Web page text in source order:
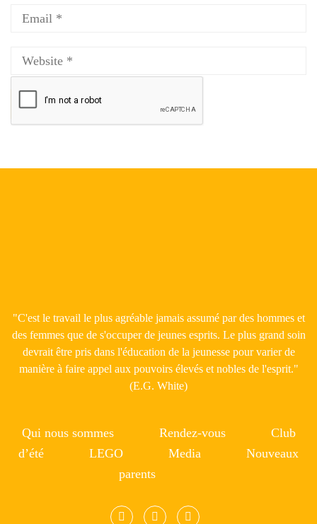
"C'est le travail le plus agréable jamais assumé par des hommes et
des femmes que de s'occuper de jeunes esprits. Le plus grand soin
devrait être pris dans l'éducation de la jeunesse pour varier de
manière à faire appel aux pouvoirs élevés et nobles de l'esprit."
(E.G. White)
Qui nous sommes Rendez-vous
Club
d’été
LEGO Media
Nouveaux
parents